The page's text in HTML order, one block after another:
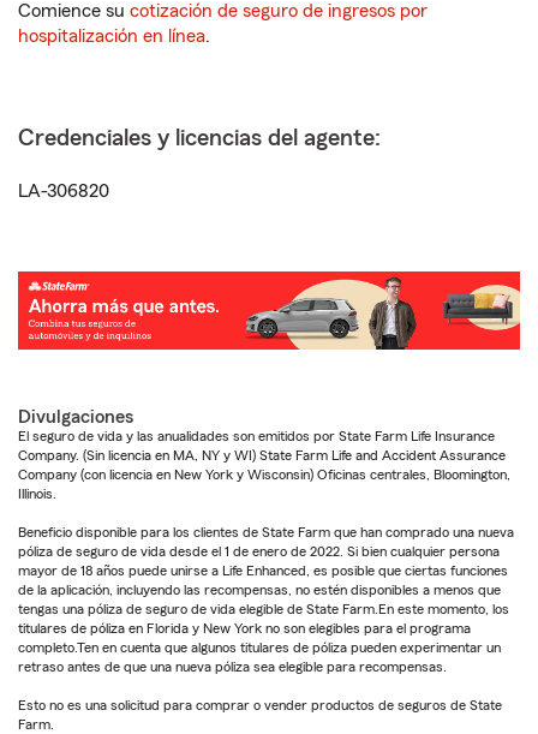
Comience su cotización de seguro de ingresos por
hospitalización en línea.
Credenciales y licencias del agente:
LA-306820
Divulgaciones
El seguro de vida y las anualidades son emitidos por State Farm Life Insurance
Company. (Sin licencia en MA, NY y WI) State Farm Life and Accident Assurance
Company (con licencia en New York y Wisconsin) Oficinas centrales, Bloomington,
Illinois.
Beneficio disponible para los clientes de State Farm que han comprado una nueva
póliza de seguro de vida desde el 1 de enero de 2022. Si bien cualquier persona
mayor de 18 años puede unirse a Life Enhanced, es posible que ciertas funciones
de la aplicación, incluyendo las recompensas, no estén disponibles a menos que
tengas una póliza de seguro de vida elegible de State Farm.En este momento, los
titulares de póliza en Florida y New York no son elegibles para el programa
completo.Ten en cuenta que algunos titulares de póliza pueden experimentar un
retraso antes de que una nueva póliza sea elegible para recompensas.
Esto no es una solicitud para comprar o vender productos de seguros de State
Farm.